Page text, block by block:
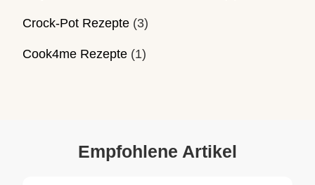
Crock-Pot Rezepte (3)
Cook4me Rezepte (1)
Empfohlene Artikel